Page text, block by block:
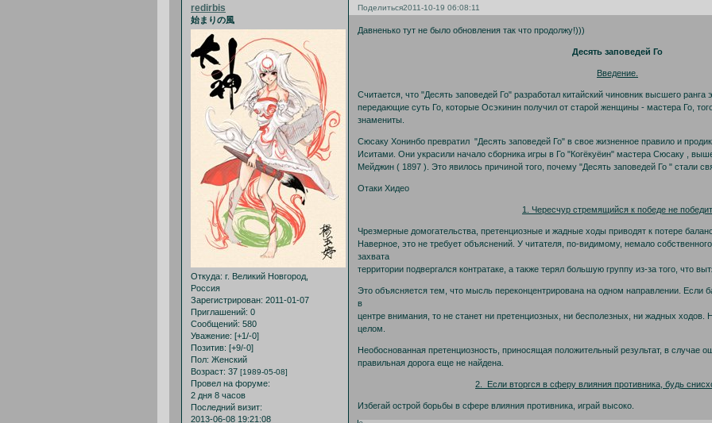
Поделиться2011-10-19 06:08:11
redirbis
始まりの風
Откуда: г. Великий Новгород,
Россия
Зарегистрирован: 2011-01-07
Приглашений: 0
Сообщений: 580
Уважение: [+1/-0]
Позитив: [+9/-0]
Пол: Женский
Возраст: 37 [1989-05-08]
Провел на форуме:
2 дня 8 часов
Последний визит:
2013-06-08 19:21:08
Давненько тут не было обновления так что продолжу!)))
Десять заповедей Го
Введение.
Считается, что "Десять заповедей Го" разработал китайский чиновник высшего
передающие суть Го, которые Осэкинин получил от старой женщины - мастера Го,
знамениты.
Сюсаку Хонинбо превратил "Десять заповедей Го" в свое жизненное правило и
Иситами. Они украсили начало сборника игры в Го "Когёкуёин" мастера Сюсаку ,
Мейджин ( 1897 ). Это явилось причиной того, почему "Десять заповедей Го " стали
Отаки Хидео
1. Чересчур стремящийся к победе не победит
Чрезмерные домогательства, претенциозные и жадные ходы приводят к потере
Наверное, это не требует объяснений. У читателя, по-видимому, немало
захвата
территории подвергался контратаке, а также терял большую группу из-за того, что
Это объясняется тем, что мысль переконцентрирована на одном направлении. Если
в
центре внимания, то не станет ни претенциозных, ни бесполезных, ни жадных
целом.
Необоснованная претенциозность, приносящая положительный результат, в случае
правильная дорога еще не найдена.
2. Если вторгся в сферу влияния противника, будь
Избегай острой борьбы в сфере влияния противника, играй высоко.